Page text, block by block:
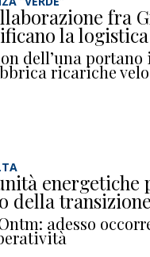
fra
la
dell’una
ricariche
della transizione
adesso